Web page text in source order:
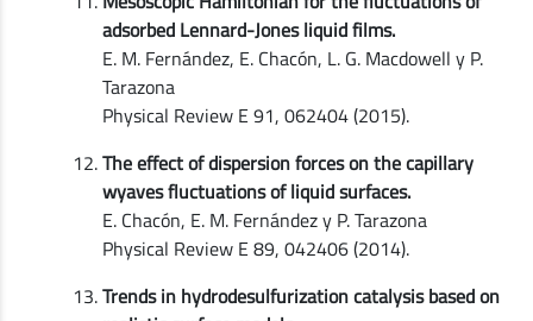
adsorbed Lennard-Jones liquid films.
E. M. Fernández, E. Chacón, L. G. Macdowell y P.
Tarazona
Physical Review E 91, 062404 (2015).
The effect of dispersion forces on the capillary
wyaves fluctuations of liquid surfaces.
E. Chacón, E. M. Fernández y P. Tarazona
Physical Review E 89, 042406 (2014).
Trends in hydrodesulfurization catalysis based on